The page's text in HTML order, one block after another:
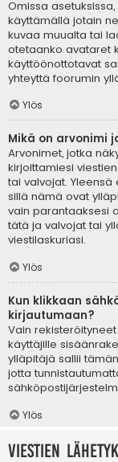
Omissa
käyttämällä jotain
kuvaa muualta tai
otetaanko avataret
käyttöönottotavat
yhteyttä foorumin
Ylös
Mikä on arvonimi
Arvonimet, jotka
kirjoittamiesi
tai valvojat.
sillä nämä ovat
vain parantaaksesi
tätä ja valvojat tai
viestilaskuriasi.
Ylös
Kun klikkaan
kirjautumaan?
Vain
käyttäjille
ylläpitäjä sallii
jotta
Ylös
Viestien